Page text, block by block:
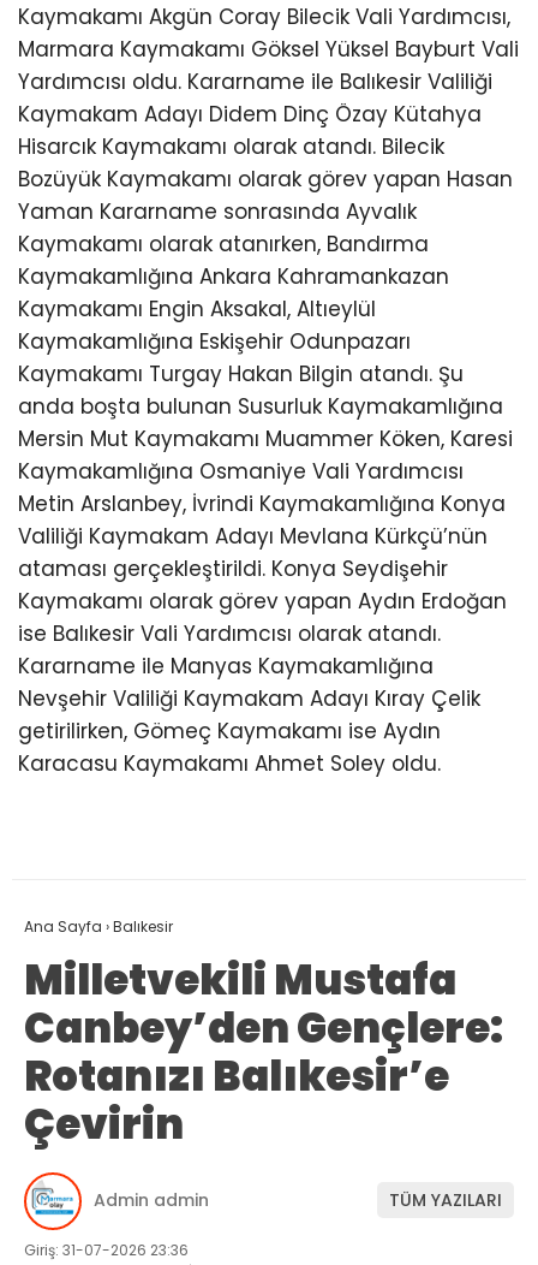
Kaymakamı Akgün Coray Bilecik Vali Yardımcısı,
Marmara Kaymakamı Göksel Yüksel Bayburt Vali
Yardımcısı oldu. Kararname ile Balıkesir Valiliği
Kaymakam Adayı Didem Dinç Özay Kütahya
Hisarcık Kaymakamı olarak atandı. Bilecik
Bozüyük Kaymakamı olarak görev yapan Hasan
Yaman Kararname sonrasında Ayvalık
Kaymakamı olarak atanırken, Bandırma
Kaymakamlığına Ankara Kahramankazan
Kaymakamı Engin Aksakal, Altıeylül
Kaymakamlığına Eskişehir Odunpazarı
Kaymakamı Turgay Hakan Bilgin atandı. Şu
anda boşta bulunan Susurluk Kaymakamlığına
Mersin Mut Kaymakamı Muammer Köken, Karesi
Kaymakamlığına Osmaniye Vali Yardımcısı
Metin Arslanbey, İvrindi Kaymakamlığına Konya
Valiliği Kaymakam Adayı Mevlana Kürkçü’nün
ataması gerçekleştirildi. Konya Seydişehir
Kaymakamı olarak görev yapan Aydın Erdoğan
ise Balıkesir Vali Yardımcısı olarak atandı.
Kararname ile Manyas Kaymakamlığına
Nevşehir Valiliği Kaymakam Adayı Kıray Çelik
getirilirken, Gömeç Kaymakamı ise Aydın
Karacasu Kaymakamı Ahmet Soley oldu.
Ana Sayfa ›Balıkesir
Milletvekili Mustafa
Canbey’den Gençlere:
Rotanızı Balıkesir’e
Çevirin
Admin admin TÜM YAZILARI
Giriş: 31-07-2026 23:36